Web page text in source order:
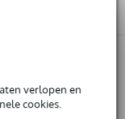
verlopen en
cookies.